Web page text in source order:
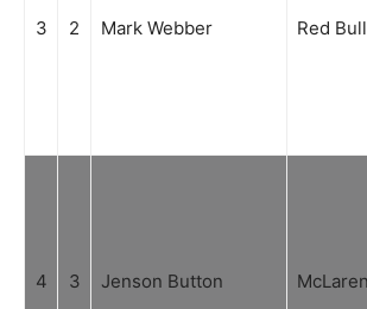
3 2 Mark Webber Red
4 3 Jenson Button